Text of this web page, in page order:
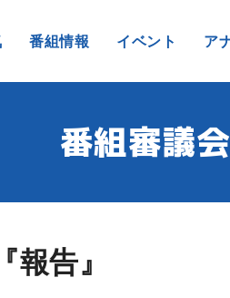
番組情報 イベント ア
番組審議会
告』